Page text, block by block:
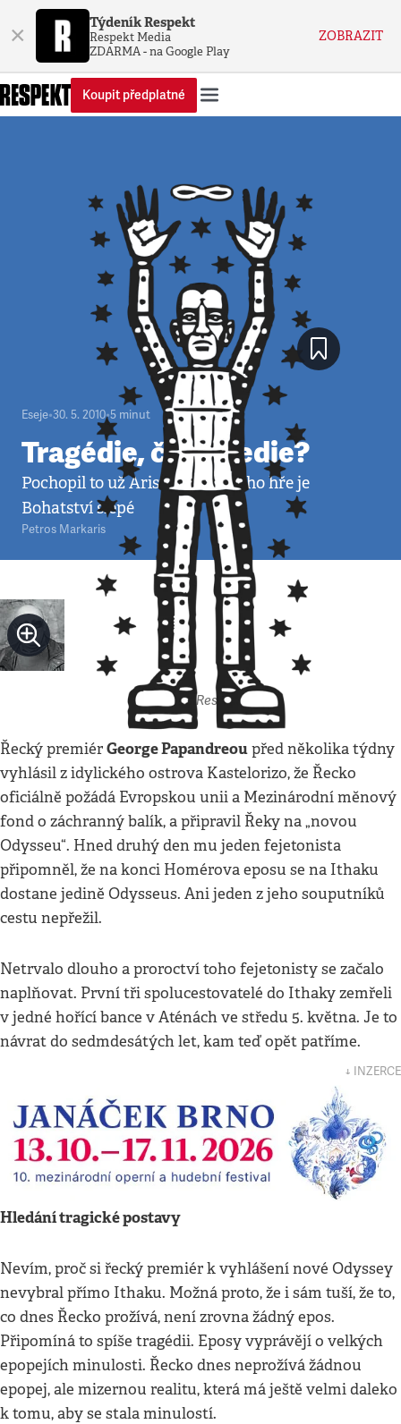
× Týdeník Respekt
Respekt Media
ZDARMA - na Google Play
ZOBRAZIT
Koupit předplatné
Eseje•30. 5. 2010•5 minut
Tragédie, či komedie?
Pochopil to už Aristofanes: v jeho hře je
Bohatství slepé
Petros Markaris
Autor: Respekt
Řecký premiérGeorge Papandreoupřed několika týdny
vyhlásil z idylického ostrova Kastelorizo, že Řecko
oficiálně požádá Evropskou unii a Mezinárodní měnový
fond o záchranný balík, a připravil Řeky na „novou
Odysseu“. Hned druhý den mu jeden fejetonista
připomněl, že na konci Homérova eposu se na Ithaku
dostane jedině Odysseus. Ani jeden z jeho souputníků
cestu nepřežil.
Netrvalo dlouho a proroctví toho fejetonisty se začalo
naplňovat. První tři spolucestovatelé do Ithaky zemřeli
v jedné hořící bance v Aténách ve středu 5. května. Je to
návrat do sedmdesátých let, kam teď opět patříme.
↓ INZERCE
Hledání tragické postavy
Nevím, proč si řecký premiér k vyhlášení nové Odyssey
nevybral přímo Ithaku. Možná proto, že i sám tuší, že to,
co dnes Řecko prožívá, není zrovna žádný epos.
Připomíná to spíše tragédii. Eposy vyprávějí o velkých
epopejích minulosti. Řecko dnes neprožívá žádnou
epopej, ale mizernou realitu, která má ještě velmi daleko
k tomu, aby se stala minulostí.